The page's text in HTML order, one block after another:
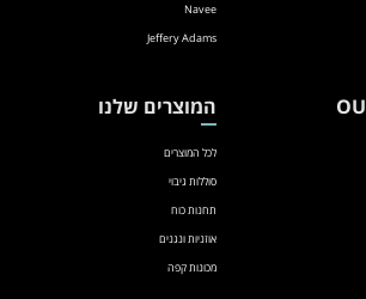
Navee
Jeffery Adams
המוצרים שלנו
לכל המוצרים
סוללות גיבוי
תחנות כוח
אוזניות ונגנים
מכונות קפה